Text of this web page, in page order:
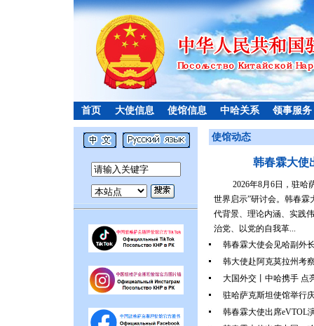
首页 大使信息 使馆信息 中哈关系 领事服务
使馆动态
韩春霖大使
2026年8月6日，驻哈
世界启示”研讨会。韩春
代背景、理论内涵、实践
治党、以党的自我革...
韩春霖大使会见哈副外
韩大使赴阿克莫拉州考
大国外交丨中哈携手 点
驻哈萨克斯坦使馆举行
韩春霖大使出席eVTOL